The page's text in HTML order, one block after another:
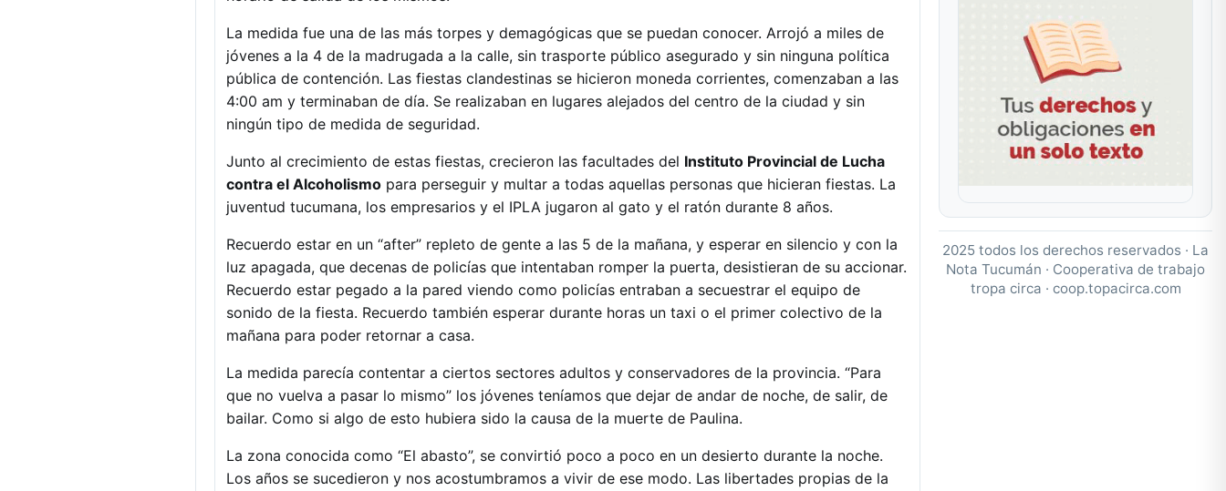
La medida fue una de las más torpes y demagógicas que se puedan conocer. Arrojó a miles de
jóvenes a la 4 de la madrugada a la calle, sin trasporte público asegurado y sin ninguna política
pública de contención. Las fiestas clandestinas se hicieron moneda corrientes, comenzaban a las
4:00 am y terminaban de día. Se realizaban en lugares alejados del centro de la ciudad y sin
ningún tipo de medida de seguridad.
Junto al crecimiento de estas fiestas, crecieron las facultades del Instituto Provincial de Lucha
contra el Alcoholismo para perseguir y multar a todas aquellas personas que hicieran fiestas. La
juventud tucumana, los empresarios y el IPLA jugaron al gato y el ratón durante 8 años.
Recuerdo estar en un “after” repleto de gente a las 5 de la mañana, y esperar en silencio y con la
luz apagada, que decenas de policías que intentaban romper la puerta, desistieran de su accionar.
Recuerdo estar pegado a la pared viendo como policías entraban a secuestrar el equipo de
sonido de la fiesta. Recuerdo también esperar durante horas un taxi o el primer colectivo de la
mañana para poder retornar a casa.
La medida parecía contentar a ciertos sectores adultos y conservadores de la provincia. “Para
que no vuelva a pasar lo mismo” los jóvenes teníamos que dejar de andar de noche, de salir, de
bailar. Como si algo de esto hubiera sido la causa de la muerte de Paulina.
La zona conocida como “El abasto”, se convirtió poco a poco en un desierto durante la noche.
Los años se sucedieron y nos acostumbramos a vivir de ese modo. Las libertades propias de la
2025 todos los derechos reservados · La
Nota Tucumán · Cooperativa de trabajo
tropa circa · coop.topacirca.com